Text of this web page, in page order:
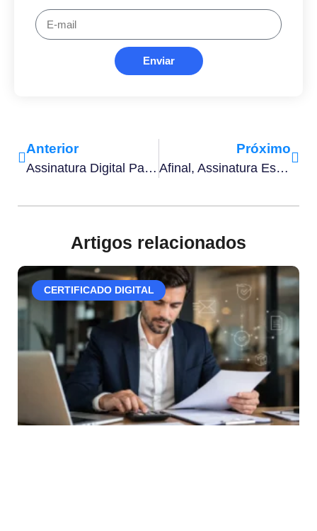
Enviar
Anterior
Assinatura Digital Para Imobiliária: Como Fazer Da Maneira Correta
Próximo
Afinal, Assinatura Escaneada Tem Validade Jurídica? Saiba A Resposta
Artigos relacionados
CERTIFICADO DIGITAL